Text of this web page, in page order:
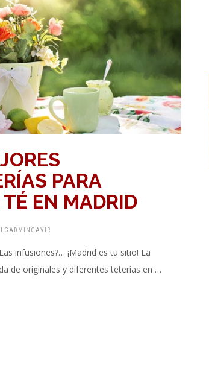
PARA
EN MADRID
infusiones?… ¡Madrid es tu sitio! La
de originales y diferentes teterías en …